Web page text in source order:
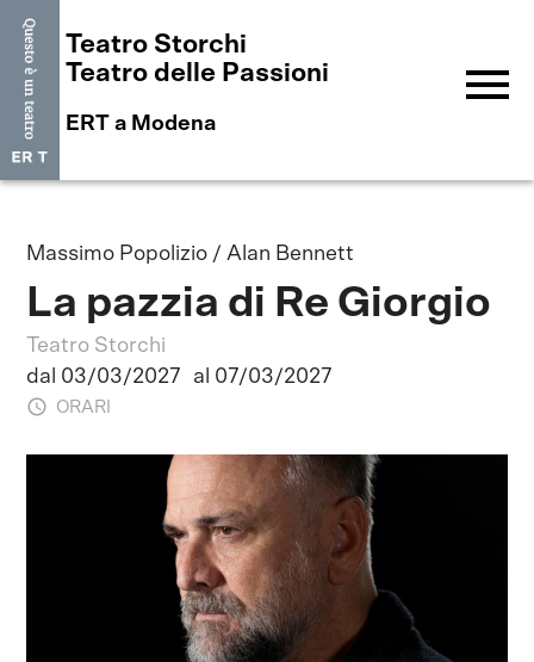
Teatro Storchi
Teatro delle Passioni
ERT a Modena
menu
Massimo Popolizio / Alan Bennett
La pazzia di Re Giorgio
Teatro Storchi
dal 03/03/2027
al 07/03/2027
ORARI